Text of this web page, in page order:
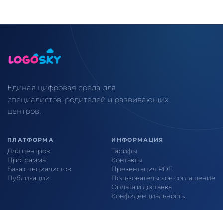
Единая цифровая среда для
специалистов, родителей и развивающих
центров.
ПЛАТФОРМА
Для центров
Программа
База специалистов
Публикации
ИНФОРМАЦИЯ
Тарифы
Контакты
Презентация PDF
Пользовательское соглашение
Оплата и доставка
Конфиденциальность